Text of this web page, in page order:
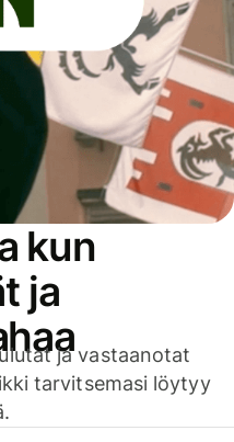
kun
ja
ja vastaanotat
tarvitsemasi löytyy